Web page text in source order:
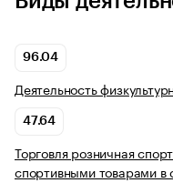
96.04
Деятельность
47.64
Торговля розничная
спортивными товарами в